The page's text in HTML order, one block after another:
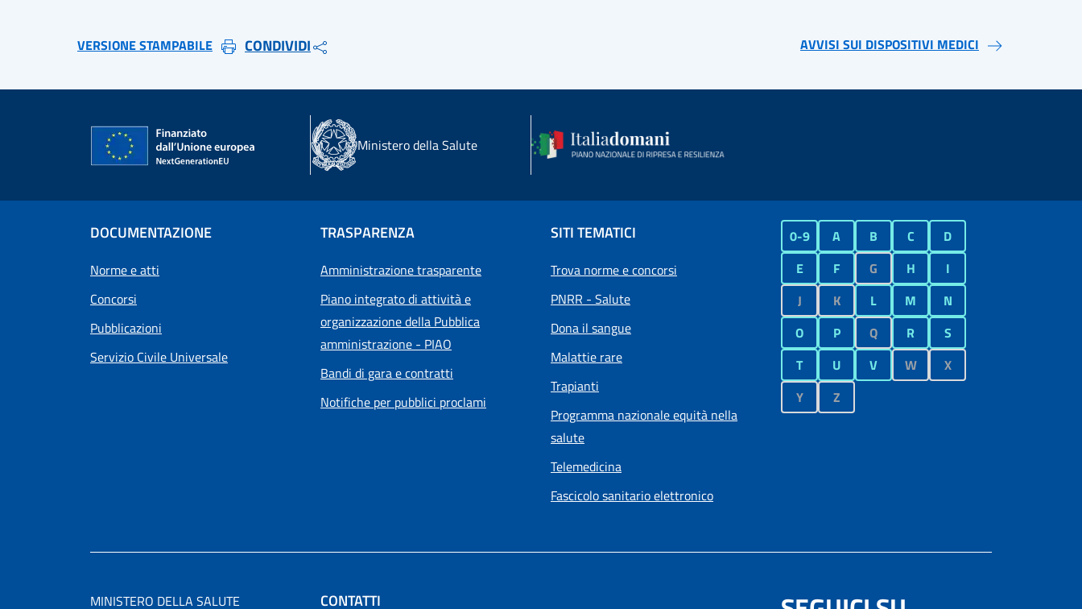
VERSIONE STAMPABILE CONDIVIDI AVVISI SUI DISPOSITIVI MEDICI
Ministero della Salute
DOCUMENTAZIONE
Norme e atti
Concorsi
Pubblicazioni
Servizio Civile Universale
TRASPARENZA
Amministrazione trasparente
Piano integrato di attività e
organizzazione della Pubblica
amministrazione - PIAO
Bandi di gara e contratti
Notifiche per pubblici proclami
SITI TEMATICI
Trova norme e concorsi
PNRR - Salute
Dona il sangue
Malattie rare
Trapianti
Programma nazionale equità nella
salute
Telemedicina
Fascicolo sanitario elettronico
0-9 A B C
D
E
F G H
I
J
K L M
N
O
P Q R
S
T
U V W
X
Y
Z
MINISTERO DELLA SALUTE CONTATTI